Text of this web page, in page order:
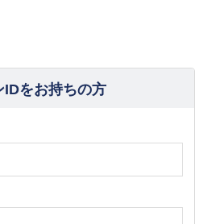
IDをお持ちの方